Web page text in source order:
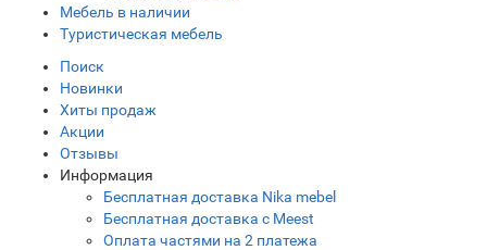
Мебель в наличии
Туристическая мебель
Поиск
Новинки
Хиты продаж
Акции
Отзывы
Информация
Бесплатная доставка Nika mebel
Бесплатная доставка с Meest
Оплата частями на 2 платежа